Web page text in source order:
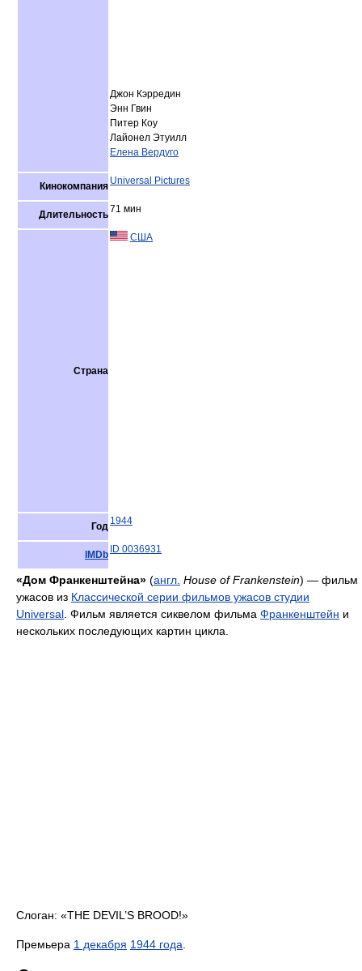
Джон Кэрредин
Энн Гвин
Питер Коу
Лайонел Этуилл
Елена Вердуго
Кинокомпания Universal Pictures
Длительность71 мин
Страна
США
Год 1944
IMDb ID 0036931
«Дом Франкенштейна» (англ. House of Frankenstein) — фильм
ужасов из Классической серии фильмов ужасов студии
Universal . Фильм является сиквелом фильма Франкенштейн и
нескольких последующих картин цикла.
Слоган: «THE DEVIL’S BROOD!»
Премьера 1 декабря 1944 года